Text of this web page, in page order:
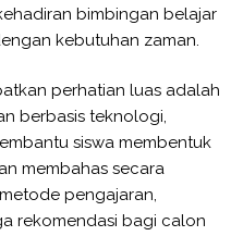
bimbingan belajar
kebutuhan zaman.
perhatian luas adalah
berbasis teknologi,
siswa membentuk
membahas secara
pengajaran,
rekomendasi bagi calon